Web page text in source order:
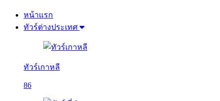
หน้าแรก
ทัวร์ต่างประเทศ
ทัวร์เกาหลี
86